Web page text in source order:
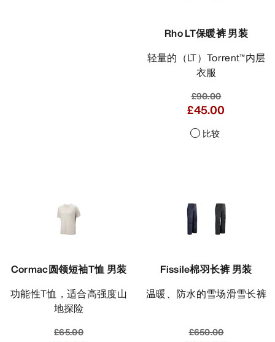
Rho LT保暖裤 男装
轻量的（LT）Torrent™内层
衣服
£90.00
£45.00
比较
Cormac圆领短袖T恤 男装
功能性T恤，适合高强度山
地探险
£65.00
Fissile棉羽长裤 男装
温暖、防水的雪场滑雪长裤
£650.00